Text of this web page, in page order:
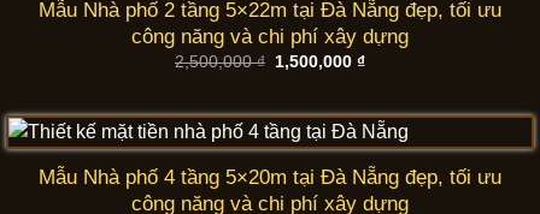
Mẫu Nhà phố 2 tầng 5×22m tại Đà Nẵng đẹp, tối ưu
công năng và chi phí xây dựng
2,500,000₫
Giá
1,500,000₫Giá
1,500,000 ₫.
Mẫu Nhà phố 4 tầng 5×20m tại Đà Nẵng đẹp, tối ưu
công năng và chi phí xây dựng